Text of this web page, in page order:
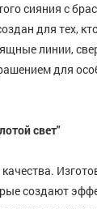
сияния с
для тех,
линии,
для
свет"
создают